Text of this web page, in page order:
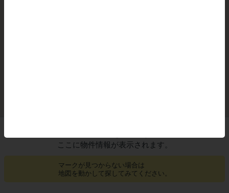
ここに物件情報が表示されます。
マークが見つからない場合は
地図を動かして探してみてください。